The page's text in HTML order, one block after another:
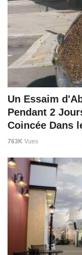
Un Essaim
Pendant 2
Coincée Dans
763K Vues